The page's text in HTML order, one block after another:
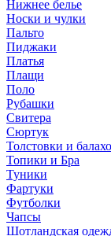
Нижнее белье
Носки и чулки
Пальто
Пиджаки
Платья
Плащи
Поло
Рубашки
Свитера
Сюртук
Толстовки и
Топики и Бра
Туники
Фартуки
Футболки
Чапсы
Шотландская